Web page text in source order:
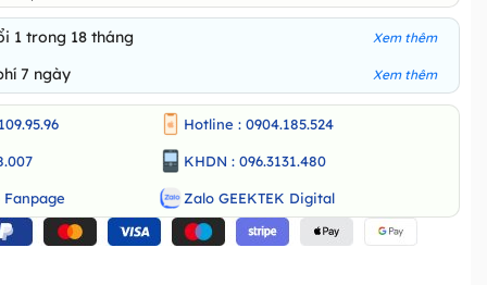
1 trong 18 tháng Xem thêm
7 ngày Xem thêm
Hotline : 0904.185.524
KHDN : 096.3131.480
Fanpage Zalo GEEKTEK Digital